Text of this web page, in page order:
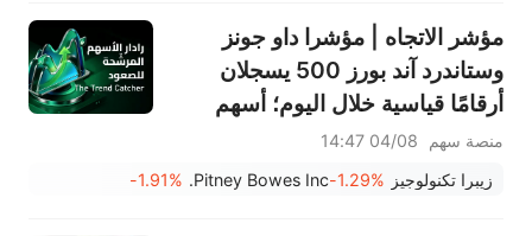
تجاوزت قيمة أمازون 3 تريليونات
دولار؛ وسجلت أسهم VVX وFBK
أعلى مستوياتها على الإ
مؤشر الاتجاه | مؤشرا داو جونز
وستاندرد آند بورز 500 يسجلان
أرقامًا قياسية خلال اليوم؛ أسهم
PRLB (+7.34%) وWSM
(+3.33%) تقود 4 اختراقات يومية؛
منصة سهم
04/08 14:47
زيبرا تكنولوجيز -1.29%
Pitney Bowes Inc.
-1.91%